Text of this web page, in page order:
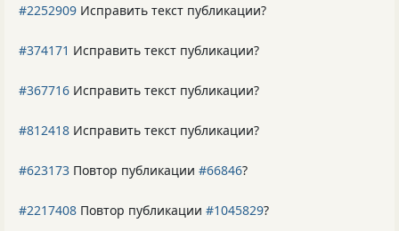
#2252909 Исправить текст публикации?
#374171 Исправить текст публикации?
#367716 Исправить текст публикации?
#812418 Исправить текст публикации?
#623173 Повтор публикации #66846?
#2217408 Повтор публикации #1045829?